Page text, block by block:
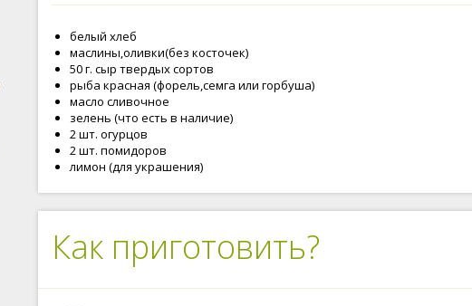
белый хлеб
маслины,оливки(без косточек)
50 г. сыр твердых сортов
рыба красная (форель,семга или горбуша)
масло сливочное
зелень (что есть в наличие)
2 шт. огурцов
2 шт. помидоров
лимон (для украшения)
Как приготовить?